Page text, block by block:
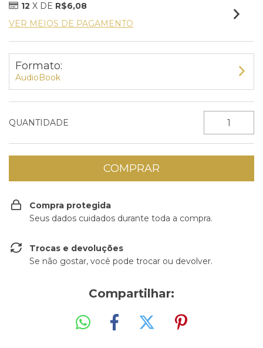
12 X DE R$6,08
VER MEIOS DE PAGAMENTO
Formato:
AudioBook
QUANTIDADE
Compra protegida
Seus dados cuidados durante toda a compra.
Trocas e devoluções
Se não gostar, você pode trocar ou devolver.
Compartilhar: